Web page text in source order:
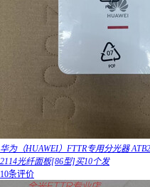
华为（HUAWEI）FTTR专用分光器
2114光纤面板[86型]买10个发
10条评价